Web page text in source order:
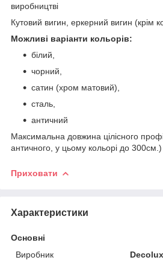
виробництві
Кутовий вигин, еркерний вигин (крім
Можливі варіанти кольорів:
білий,
чорний,
сатин (хром матовий),
сталь,
античний
Максимальна довжина цілісного
античного, у цьому кольорі до 300см.)
Приховати
Характеристики
Основні
Виробник
Decolux